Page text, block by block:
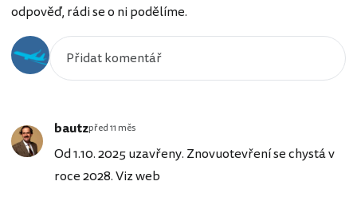
odpověď, rádi se o ni podělíme.
bautzpřed 11 měs
Od 1.10. 2025 uzavřeny. Znovuotevření se chystá v
roce 2028. Viz web